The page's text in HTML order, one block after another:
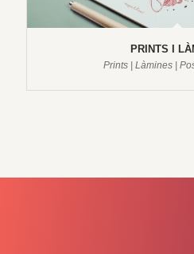
PRINTS I
Prints | Làmines |